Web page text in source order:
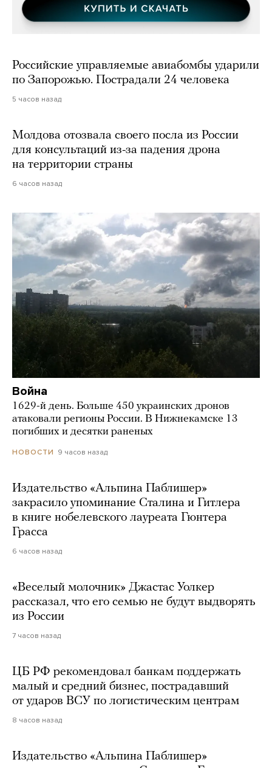
Российские управляемые авиабомбы ударили
по Запорожью. Пострадали 24 человека
5 часов назад
Молдова отозвала своего посла из России
для консультаций из-за падения дрона
на территории страны
6 часов назад
Война
1629-й день. Больше 450 украинских дронов
атаковали регионы России. В Нижнекамске 13
погибших и десятки раненых
НОВОСТИ 9 часов назад
Издательство «Альпина Паблишер»
закрасило упоминание Сталина и Гитлера
в книге нобелевского лауреата Гюнтера
Грасса
6 часов назад
«Веселый молочник» Джастас Уолкер
рассказал, что его семью не будут выдворять
из России
7 часов назад
ЦБ РФ рекомендовал банкам поддержать
малый и средний бизнес, пострадавший
от ударов ВСУ по логистическим центрам
8 часов назад
Издательство «Альпина Паблишер»